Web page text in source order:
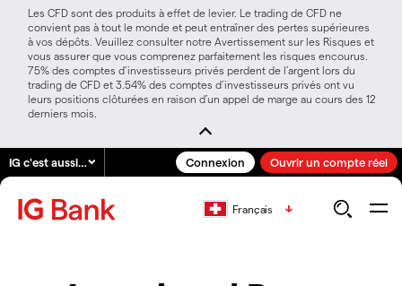
Les CFD sont des produits à effet de levier. Le trading de CFD ne
convient pas à tout le monde et peut entraîner des pertes supérieures
à vos dépôts. Veuillez consulter notre Avertissement sur les Risques et
vous assurer que vous comprenez parfaitement les risques encourus.
75% des comptes d’investisseurs privés perdent de l’argent lors du
trading de CFD et 3.54% des comptes d’investisseurs privés ont vu
leurs positions clôturées en raison d’un appel de marge au cours des 12
derniers mois.
IG c'est aussi… Connexion Ouvrir un compte réel
Français